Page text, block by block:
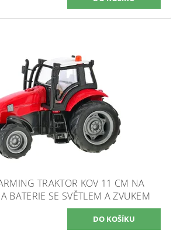
TRAKTOR KOV 11 CM NA
BATERIE SE SVĚTLEM A ZVUKEM